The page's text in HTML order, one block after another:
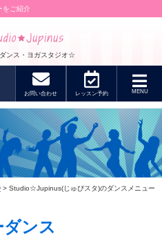
ご紹介
ンス・ヨガスタジオ☆
お問い合わせ レッスン予約 MENU
> Studio☆Jupinus(じゅぴスタ)のダンスメニュー
ンス